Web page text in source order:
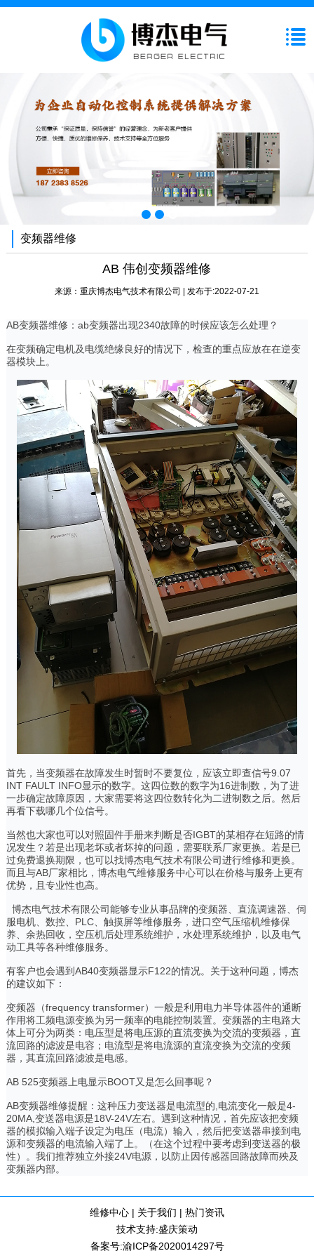
变频器维修
AB 伟创变频器维修
来源： 重庆博杰电气技术有限公司 | 发布于:2022-07-21
AB变频器维修：ab变频器出现2340故障的时候应该怎么处理？
在变频确定电机及电缆绝缘良好的情况下，检查的重点应放在在逆变
器模块上。
首先，当变频器在故障发生时暂时不要复位，应该立即查信号9.07
INT FAULT INFO显示的数字。这四位数的数字为16进制数，为了进
一步确定故障原因，大家需要将这四位数转化为二进制数之后。然后
再看下载哪几个位信号。
当然也大家也可以对照固件手册来判断是否IGBT的某相存在短路的情
况发生？若是出现老坏或者坏掉的问题，需要联系厂家更换。若是已
过免费退换期限，也可以找博杰电气技术有限公司进行维修和更换。
而且与AB厂家相比，博杰电气维修服务中心可以在价格与服务上更有
优势，且专业性也高。
博杰电气技术有限公司能够专业从事品牌的变频器、直流调速器、伺
服电机、数控、PLC、触摸屏等维修服务，进口空气压缩机维修保
养、余热回收，空压机后处理系统维护，水处理系统维护，以及电气
动工具等各种维修服务。
有客户也会遇到AB40变频器显示F122的情况。关于这种问题，博杰
的建议如下：
变频器（frequency transformer）一般是利用电力半导体器件的通断
作用将工频电源变换为另一频率的电能控制装置。变频器的主电路大
体上可分为两类：电压型是将电压源的直流变换为交流的变频器，直
流回路的滤波是电容；电流型是将电流源的直流变换为交流的变频
器，其直流回路滤波是电感。
AB 525变频器上电显示BOOT又是怎么回事呢？
AB变频器维修提醒：这种压力变送器是电流型的,电流变化一般是4-
20MA,变送器电源是18V-24V左右。遇到这种情况，首先应该把变频
器的模拟输入端子设定为电压（电流）输入，然后把变送器串接到电
源和变频器的电流输入端了上。（在这个过程中要考虑到变送器的极
性）。我们推荐独立外接24V电源，以防止因传感器回路故障而殃及
变频器内部。
维修中心 | 关于我们 | 热门资讯
技术支持:盛庆策动
备案号:渝ICP备2020014297号